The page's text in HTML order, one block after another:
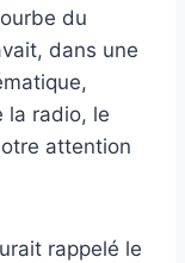
du
dans une
la radio, le
attention
rappelé le